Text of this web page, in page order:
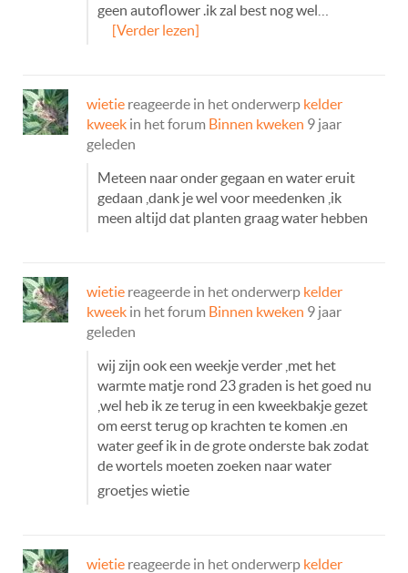
geen autoflower .ik zal best nog wel…
[Verder lezen]
wietie reageerde in het onderwerp kelder
kweek in het forum Binnen kweken 9 jaar
geleden
Meteen naar onder gegaan en water eruit
gedaan ,dank je wel voor meedenken ,ik
meen altijd dat planten graag water hebben
wietie reageerde in het onderwerp kelder
kweek in het forum Binnen kweken 9 jaar
geleden
wij zijn ook een weekje verder ,met het
warmte matje rond 23 graden is het goed nu
,wel heb ik ze terug in een kweekbakje gezet
om eerst terug op krachten te komen .en
water geef ik in de grote onderste bak zodat
de wortels moeten zoeken naar water
groetjes wietie
wietie reageerde in het onderwerp kelder